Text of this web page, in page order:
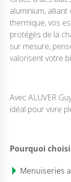
aluminium,
thermique, vos
protégés de la
sur mesure,
valorisent votre
Avec ALUVER
idéal pour vivre
Pourquoi
Menuiseries